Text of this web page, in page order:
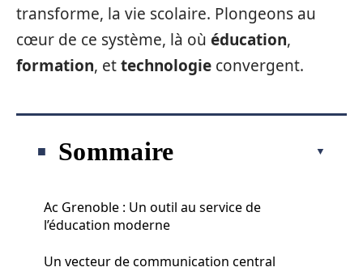
transforme, la vie scolaire. Plongeons au
cœur de ce système, là où éducation,
formation, ettechnologie convergent.
Sommaire
Ac Grenoble : Un outil au service de
l’éducation moderne
Un vecteur de communication central